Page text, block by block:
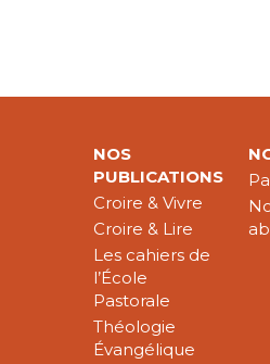
NOS
PUBLICATIONS
Croire & Vivre
Croire & Lire
Les cahiers de
l’École
Pastorale
Théologie
Évangélique